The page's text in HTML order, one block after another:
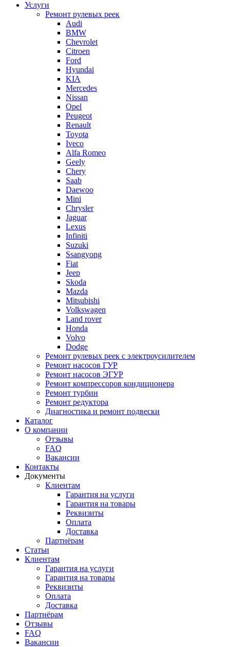
Услуги
Ремонт рулевых реек
Audi
BMW
Chevrolet
Citroen
Ford
Hyundai
KIA
Mercedes
Nissan
Opel
Peugeot
Renault
Toyota
Iveco
Alfa Romeo
Geely
Chery
Saab
Daewoo
Mini
Chrysler
Jaguar
Lexus
Infiniti
Suzuki
Ssangyong
Fiat
Jeep
Skoda
Mazda
Mitsubishi
Volkswagen
Land rover
Honda
Volvo
Dodge
Ремонт рулевых реек с электроусилителем
Ремонт насосов ГУР
Ремонт насосов ЭГУР
Ремонт компрессоров кондиционера
Ремонт турбин
Ремонт редуктора
Диагностика и ремонт подвески
Каталог
О компании
Отзывы
FAQ
Вакансии
Контакты
Документы
Клиентам
Гарантия на услуги
Гарантия на товары
Реквизиты
Оплата
Доставка
Партнёрам
Статьи
Клиентам
Гарантия на услуги
Гарантия на товары
Реквизиты
Оплата
Доставка
Партнёрам
Отзывы
FAQ
Вакансии